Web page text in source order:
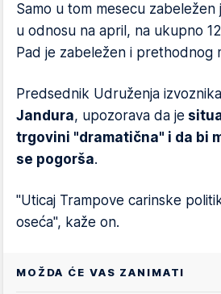
Samo u tom mesecu
u odnosu na april, na ukupno
Pad je zabeležen i prethodnog
Predsednik Udruženja
Jandura, upozorava da je
trgovini "dramatična" i da bi
se pogorša.
"Uticaj Trampove carinske
oseća", kaže on.
MOŽDA ĆE VAS ZANIMATI